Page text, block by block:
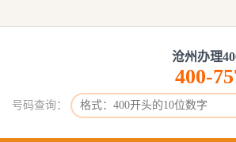
沧州办理
400-
号码查询：